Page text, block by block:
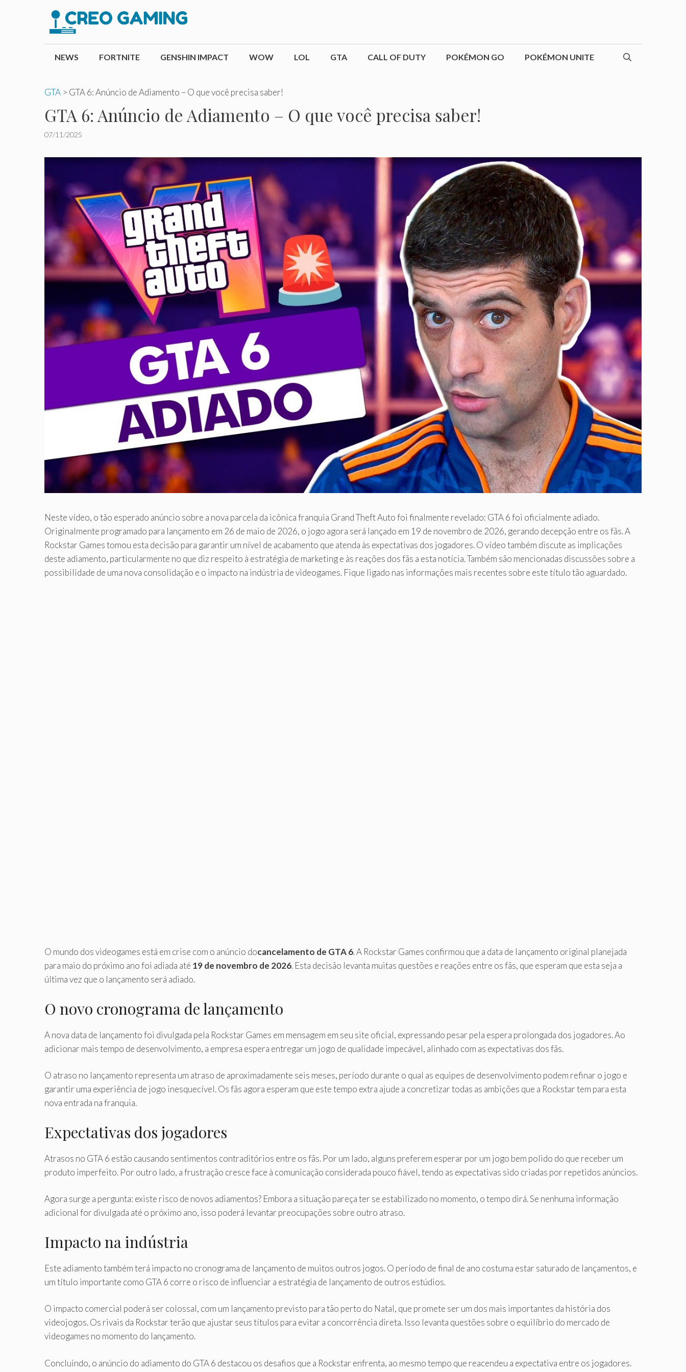
conteúdo
NEWS FORTNITE GENSHIN IMPACT WOW LOL GTA CALL OF DUTY POKÉMON GO POKÉMON UNITE
GTA > GTA 6: Anúncio de Adiamento – O que você precisa saber!
GTA 6: Anúncio de Adiamento – O que você precisa saber!
07/11/2025
Neste vídeo, o tão esperado anúncio sobre a nova parcela da icônica franquia Grand Theft Auto foi finalmente revelado: GTA 6 foi oficialmente adiado.
Originalmente programado para lançamento em 26 de maio de 2026, o jogo agora será lançado em 19 de novembro de 2026, gerando decepção entre os fãs. A
Rockstar Games tomou esta decisão para garantir um nível de acabamento que atenda às expectativas dos jogadores. O vídeo também discute as implicações
deste adiamento, particularmente no que diz respeito à estratégia de marketing e às reações dos fãs a esta notícia. Também são mencionadas discussões sobre a
possibilidade de uma nova consolidação e o impacto na indústria de videogames. Fique ligado nas informações mais recentes sobre este título tão aguardado.
O mundo dos videogames está em crise com o anúncio docancelamento de GTA 6. A Rockstar Games confirmou que a data de lançamento original planejada
para maio do próximo ano foi adiada até 19 de novembro de 2026. Esta decisão levanta muitas questões e reações entre os fãs, que esperam que esta seja a
última vez que o lançamento será adiado.
O novo cronograma de lançamento
A nova data de lançamento foi divulgada pela Rockstar Games em mensagem em seu site oficial, expressando pesar pela espera prolongada dos jogadores. Ao
adicionar mais tempo de desenvolvimento, a empresa espera entregar um jogo de qualidade impecável, alinhado com as expectativas dos fãs.
O atraso no lançamento representa um atraso de aproximadamente seis meses, período durante o qual as equipes de desenvolvimento podem refinar o jogo e
garantir uma experiência de jogo inesquecível. Os fãs agora esperam que este tempo extra ajude a concretizar todas as ambições que a Rockstar tem para esta
nova entrada na franquia.
Expectativas dos jogadores
Atrasos no GTA 6 estão causando sentimentos contraditórios entre os fãs. Por um lado, alguns preferem esperar por um jogo bem polido do que receber um
produto imperfeito. Por outro lado, a frustração cresce face à comunicação considerada pouco fiável, tendo as expectativas sido criadas por repetidos anúncios.
Agora surge a pergunta: existe risco de novos adiamentos? Embora a situação pareça ter se estabilizado no momento, o tempo dirá. Se nenhuma informação
adicional for divulgada até o próximo ano, isso poderá levantar preocupações sobre outro atraso.
Impacto na indústria
Este adiamento também terá impacto no cronograma de lançamento de muitos outros jogos. O período de final de ano costuma estar saturado de lançamentos, e
um título importante como GTA 6 corre o risco de influenciar a estratégia de lançamento de outros estúdios.
O impacto comercial poderá ser colossal, com um lançamento previsto para tão perto do Natal, que promete ser um dos mais importantes da história dos
videojogos. Os rivais da Rockstar terão que ajustar seus títulos para evitar a concorrência direta. Isso levanta questões sobre o equilíbrio do mercado de
videogames no momento do lançamento.
Concluindo, o anúncio do adiamento do GTA 6 destacou os desafios que a Rockstar enfrenta, ao mesmo tempo que reacendeu a expectativa entre os jogadores.